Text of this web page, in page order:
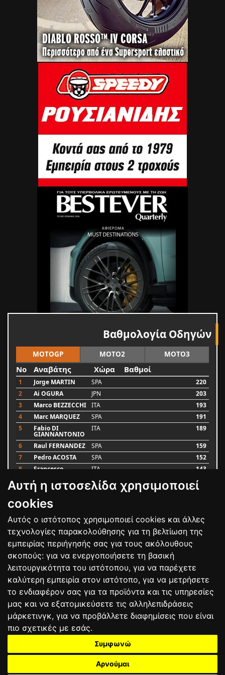
Αυτή η ιστοσελίδα χρησιμοποιεί
cookies
Αυτός ο ιστότοπος χρησιμοποιεί cookies και άλλες
τεχνολογίες παρακολούθησης για τη βελτίωση της
εμπειρίας περιήγησής σας για τους ακόλουθους
σκοπούς: για να ενεργοποιήσετε τη βασική
λειτουργικότητα του ιστότοπου, για να παρέχετε
καλύτερη εμπειρία στον ιστότοπο, για να μετρήσετε
το ενδιαφέρον σας για τα προϊόντα και τις υπηρεσίες
μας και να εξατομικεύσετε τις αλληλεπιδράσεις
μάρκετινγκ, για να προβάλλετε διαφημίσεις που είναι
πιο σχετικές με εσάς.
Συμφωνώ
Αρνούμαι
Βαθμολογία Οδηγών
MOTOGP MOTO2 MOTO3
No Αναβάτης Χώρα Βαθμοί
1 Jorge MARTIN SPA
220
2
Ai OGURA JPN
203
3
Marco BEZZECCHI ITA
193
4
Marc MARQUEZ SPA
191
5
Fabio DI
GIANNANTONIO
ITA 189
6 Raul FERNANDEZ SPA
159
7
Pedro ACOSTA SPA
152
8
Francesco ITA 143
9 Alex MARQUEZ SPA
Luca MARINI
Bαθμολογία
ΟΡΟΙ ΧΡΗΣΗΣΠΟΛΙΤΙΚΗ ΠΡΟΣΤΑΣΙΑΣ
ΑΓΩΝΕΣΑΠΟΤΕΛΕΣΜΑΤΑΑΓΟΡΑ